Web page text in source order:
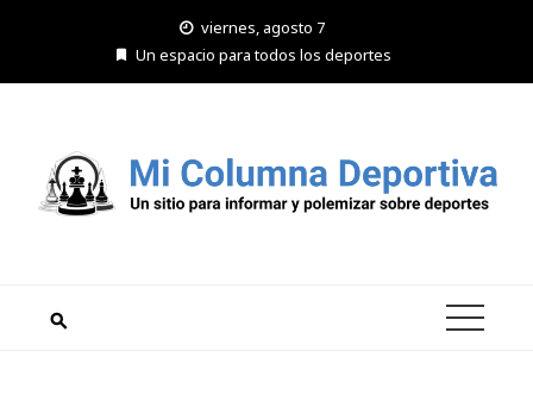
viernes, agosto 7
Un espacio para todos los deportes